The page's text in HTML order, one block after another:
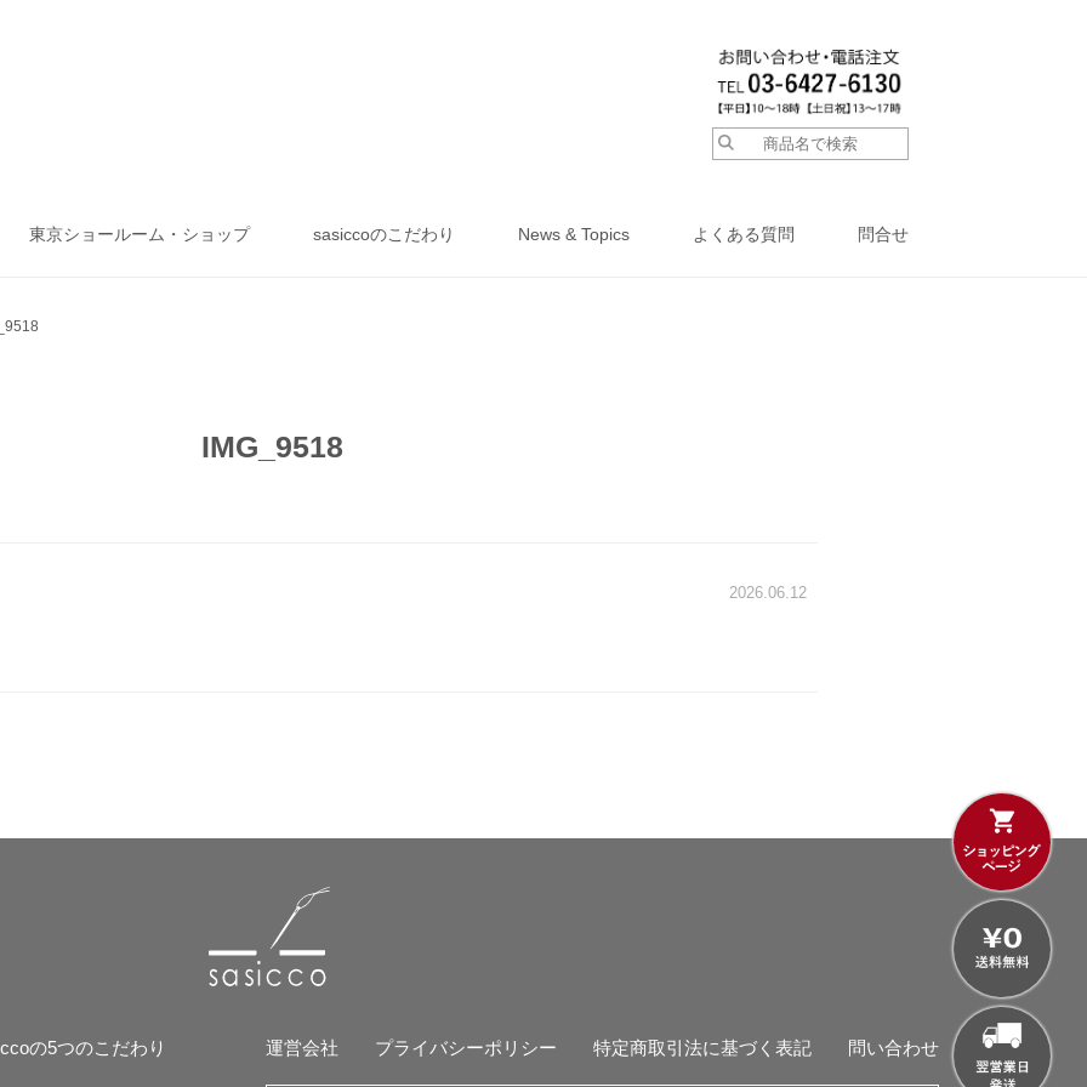
東京ショールーム・ショップ sasiccoのこだわり News & Topics よくある質問 問合せ
IMG_9518
2026.06.12
の5つのこだわり 運営会社 プライバシーポリシー 特定商取引法に基づく表記 問い合わせ